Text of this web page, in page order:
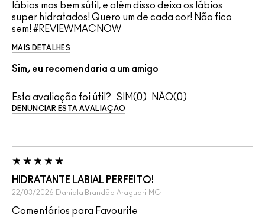
lábios mas bem sútil, e além disso deixa os lábios
super hidratados! Quero um de cada cor! Não fico
sem! #REVIEWMACNOW
MAIS DETALHES
Sim, eu recomendaria a um amigo
Esta avaliação foi útil? 0 0
DENUNCIAR ESTA AVALIAÇÃO
HIDRATANTE LABIAL PERFEITO!
22/03/2026 Daniela Brandão Araguari-MG
Comentários para Favourite